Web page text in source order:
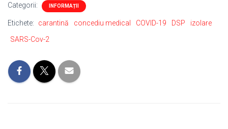
Categorii: INFORMAȚII
Etichete: carantină concediu medical COVID-19 DSP
izolare
SARS-Cov-2